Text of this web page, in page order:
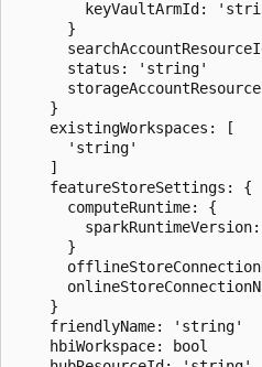
keyVaultArmId:
      }
      status: 'string'
    }
    existingWorkspaces: [
      'string'
    ]
    featureStoreSettings: {
      computeRuntime: {
      }
    }
    friendlyName: 'string'
    hbiWorkspace: bool